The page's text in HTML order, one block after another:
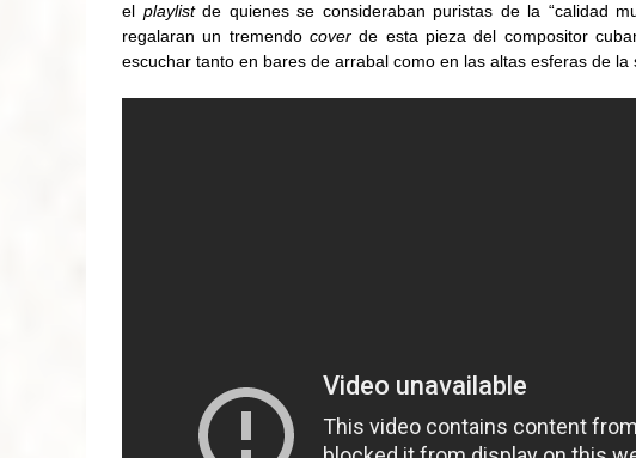
el playlistde quienes se consideraban puristas de la “calidad
regalaran un tremendo coverde esta pieza del compositor
escuchar tanto en bares de arrabal como en las altas esferas de la